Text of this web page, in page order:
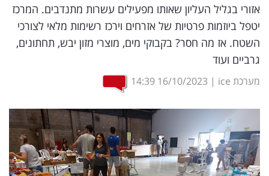
שיווק
ופרסום
משפט
ומחקרים
דעות
רכילות
אזורי בגליל העליון שאותו מפעילים עשרות מתנדבים. המרכז
יטפל ביוזמות פרטיות של אזרחים וירכז רשימות מלאי לצורכי
השטח. אז מה חסר? בקבוקי מים, מוצרי מזון יבש, תחתונים,
גרביים ועוד
מערכת ice |
16/10/2023
14:39